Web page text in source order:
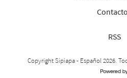
RSS
Copyright Sipiapa - Español 2026.